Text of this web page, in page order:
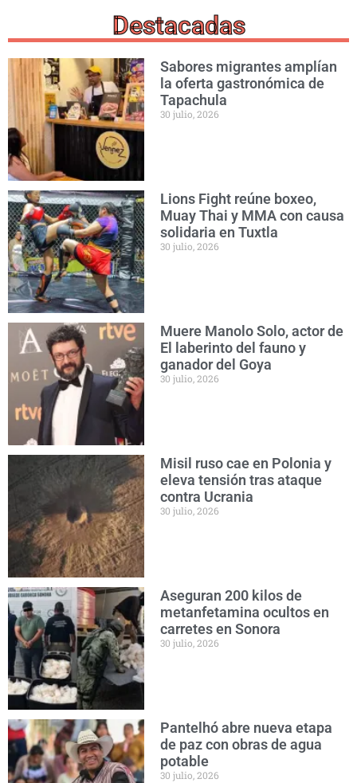
Destacadas
Sabores migrantes amplían
la oferta gastronómica de
Tapachula
30 julio, 2026
Lions Fight reúne boxeo,
Muay Thai y MMA con causa
solidaria en Tuxtla
30 julio, 2026
Muere Manolo Solo, actor de
El laberinto del fauno y
ganador del Goya
30 julio, 2026
Misil ruso cae en Polonia y
eleva tensión tras ataque
contra Ucrania
30 julio, 2026
Aseguran 200 kilos de
metanfetamina ocultos en
carretes en Sonora
30 julio, 2026
Pantelhó abre nueva etapa
de paz con obras de agua
potable
30 julio, 2026